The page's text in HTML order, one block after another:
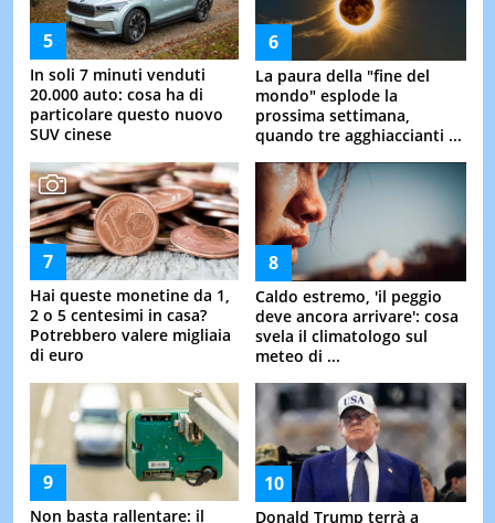
In soli 7 minuti venduti
20.000 auto: cosa ha di
particolare questo nuovo
SUV cinese
La paura della "fine del
mondo" esplode la
prossima settimana,
quando tre agghiaccianti ...
Hai queste monetine da 1,
2 o 5 centesimi in casa?
Potrebbero valere migliaia
di euro
Caldo estremo, 'il peggio
deve ancora arrivare': cosa
svela il climatologo sul
meteo di ...
Non basta rallentare: il Donald Trump terrà a